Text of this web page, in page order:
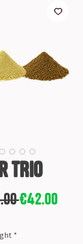
TRIO
Regular
€42.00Sale
*